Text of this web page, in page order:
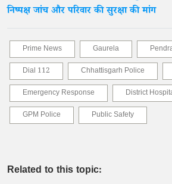
निष्पक्ष जांच और परिवार की सुरक्षा की मांग
Prime News Gaurela
Dial 112
Chhattisgarh Police
Emergency Response
District
GPM Police
Public Safety
Related to this topic: